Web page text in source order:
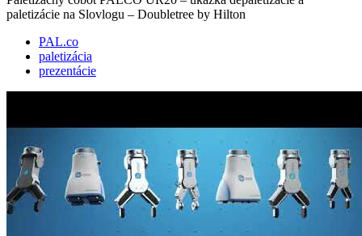
paletizácie na Slovlogu – Doubletree by Hilton
PAL.co
paletizácia
prezentácie